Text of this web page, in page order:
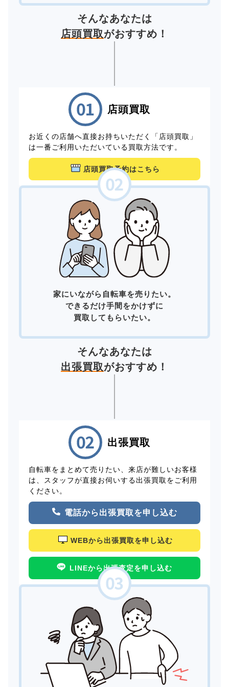
そんなあなたは
店頭買取がおすすめ！
店頭買取
お近くの店舗へ直接お持ちいただく「店頭買取」
は一番ご利用いただいている買取方法です。
店頭買取予約はこちら
家にいながら自転車を売りたい。
できるだけ手間をかけずに
買取してもらいたい。
そんなあなたは
出張買取がおすすめ！
出張買取
自転車をまとめて売りたい、来店が難しいお客様
は、スタッフが直接お伺いする出張買取をご利用
ください。
電話から出張買取を申し込む
WEBから出張買取を申し込む
LINEから出張査定を申し込む